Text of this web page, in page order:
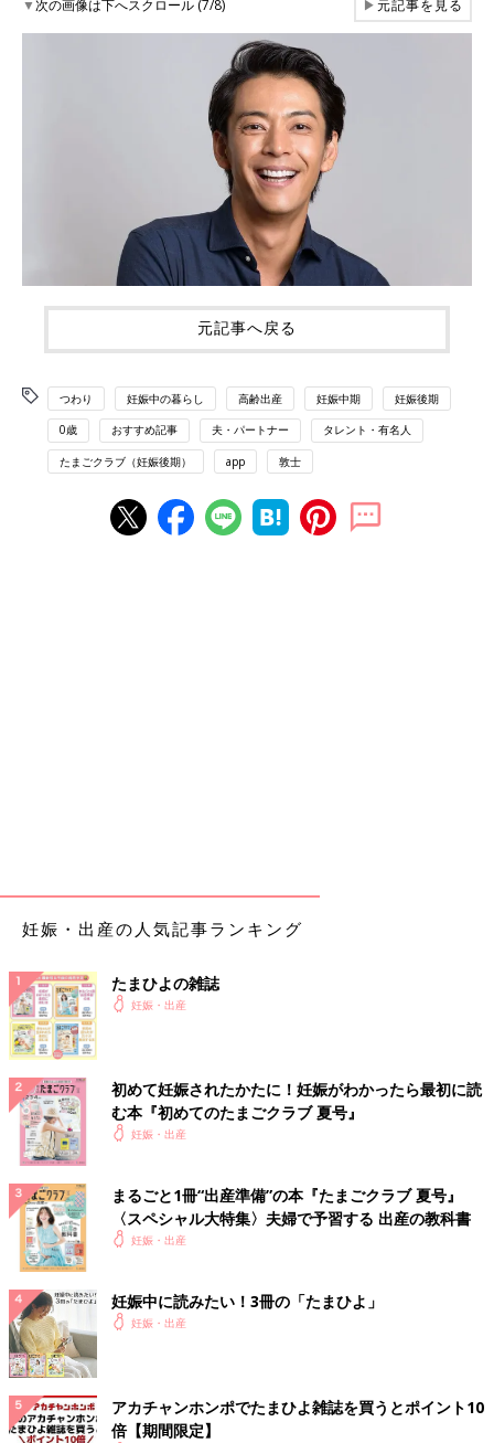
▼次の画像は下へスクロール (7/8) ▶元記事を見る
元記事へ戻る
つわり 妊娠中の暮らし 高齢出産 妊娠中期 妊娠後期
0歳 おすすめ記事 夫・パートナー タレント・有名人
たまごクラブ（妊娠後期） app 敦士
妊娠・出産の人気記事ランキング
たまひよの雑誌
妊娠・出産
初めて妊娠されたかたに！妊娠がわかったら最初に読
む本『初めてのたまごクラブ 夏号』
妊娠・出産
まるごと1冊“出産準備”の本『たまごクラブ 夏号』
〈スペシャル大特集〉夫婦で予習する 出産の教科書
妊娠・出産
妊娠中に読みたい！3冊の「たまひよ」
妊娠・出産
アカチャンホンポでたまひよ雑誌を買うとポイント10
倍【期間限定】